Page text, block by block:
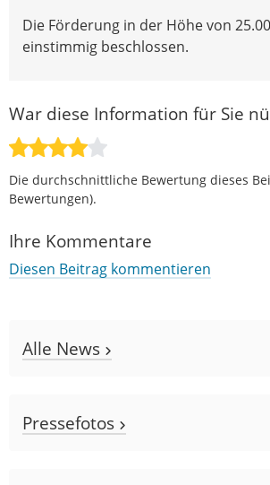
Die Förderung in der Höhe von
einstimmig beschlossen.
War diese Information für Sie
Die durchschnittliche Bewertung dieses
Bewertungen).
Ihre Kommentare
Diesen Beitrag kommentieren
Alle News
Pressefotos